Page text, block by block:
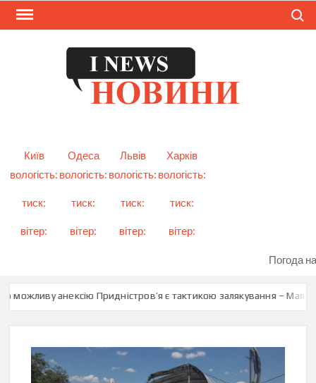
Skip
Київ
Одеса Львів
Харків
вологість:
тиск:
вітер:
вологість:
тиск:
вітер:
вологість:
тиск:
вітер:
вологість:
тиск:
вітер:
Погода
можливу анексію Придністров’я є тактикою залякування – Мая